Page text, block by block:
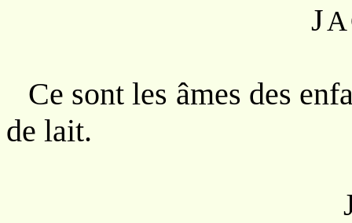
J
Ce sont les âmes des
de lait.